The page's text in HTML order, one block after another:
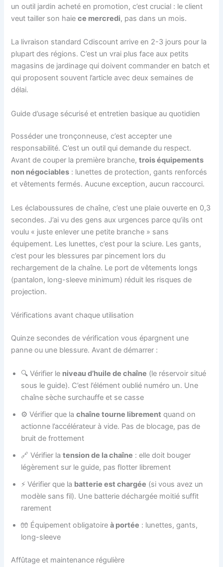
un outil jardin acheté en promotion, c’est crucial : le client
veut tailler son haiece mercredi, pas dans un mois.
La livraison standard Cdiscount arrive en 2-3 jours pour la
plupart des régions. C’est un vrai plus face aux petits
magasins de jardinage qui doivent commander en batch et
qui proposent souvent l’article avec deux semaines de
délai.
Guide d’usage sécurisé et entretien basique au quotidien
Posséder une tronçonneuse, c’est accepter une
responsabilité. C’est un outil qui demande du respect.
Avant de couper la première branche,trois équipements
non négociables : lunettes de protection, gants renforcés
et vêtements fermés. Aucune exception, aucun raccourci.
Les éclaboussures de chaîne, c’est une plaie ouverte en 0,3
secondes. J’ai vu des gens aux urgences parce qu’ils ont
voulu « juste enlever une petite branche » sans
équipement. Les lunettes, c’est pour la sciure. Les gants,
c’est pour les blessures par pincement lors du
rechargement de la chaîne. Le port de vêtements longs
(pantalon, long-sleeve minimum) réduit les risques de
projection.
Vérifications avant chaque utilisation
Quinze secondes de vérification vous épargnent une
panne ou une blessure. Avant de démarrer :
🔍 Vérifier le niveau d’huile de chaîne (le réservoir situé
sous le guide). C’est l’élément oublié numéro un. Une
chaîne sèche surchauffe et se casse
⚙️ Vérifier que lachaîne tourne librement quand on
actionne l’accélérateur à vide. Pas de blocage, pas de
bruit de frottement
🔗 Vérifier latension de la chaîne : elle doit bouger
légèrement sur le guide, pas flotter librement
⚡ Vérifier que la batterie est chargée (si vous avez un
modèle sans fil). Une batterie déchargée moitié suffit
rarement
🧤 Équipement obligatoireà portée : lunettes, gants,
long-sleeve
Affûtage et maintenance régulière